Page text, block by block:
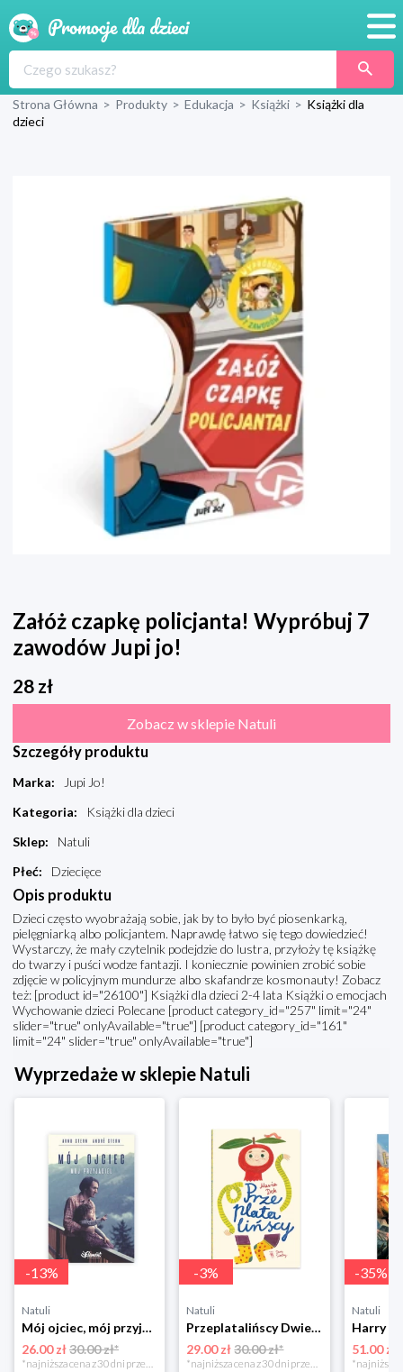
Produkty
Wyprawka
Strona Główna > Produkty > Edukacja > Książki > Książki dla
dzieci
Załóż czapkę policjanta! Wypróbuj 7
zawodów Jupi jo!
28 zł
Zobacz w sklepie Natuli
Szczegóły produktu
Marka:
Jupi Jo!
Kategoria:
Książki dla dzieci
Sklep:
Natuli
Płeć: Dziecięce
Opis produktu
Dzieci często wyobrażają sobie, jak by to było być piosenkarką,
pielęgniarką albo policjantem. Naprawdę łatwo się tego dowiedzieć!
Wystarczy, że mały czytelnik podejdzie do lustra, przyłoży tę książkę
do twarzy i puści wodze fantazji. I koniecznie powinien zrobić sobie
zdjęcie w policyjnym mundurze albo skafandrze kosmonauty! Zobacz
też: [product id="26100"] Książki dla dzieci 2-4 lata Książki o emocjach
Wychowanie dzieci Polecane [product category_id="257" limit="24"
slider="true" onlyAvailable="true"] [product category_id="161"
limit="24" slider="true" onlyAvailable="true"]
Wyprzedaże w sklepie Natuli
-13%
Natuli
Mój ojciec, mój przyjaciel Element
26.00 zł30.00 zł*
*najniższa cena z 30 dni przed obniżką
-3%
Natuli
Przeplatalińscy Dwie siostry
29.00 zł 30.00 zł*
*najniższa cena z 30 dni przed obniżką
-35%
Natuli
51.00 zł